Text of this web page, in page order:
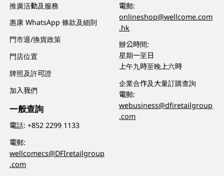
推廣活動及服務
惠康 WhatsApp 條款及細則
門市退/換貨政策
門店位置
牌照及許可證
加入我們
一般查詢
電話:+852 2299 1133
電郵:
wellcomecs@DFIretailgroup
.com
電郵:
onlineshop@wellcome.com
.hk
辦公時間:
星期一至日
上午九時至晚上六時
企業合作及大量訂購查詢
電郵:
webusiness@dfiretailgroup
.com